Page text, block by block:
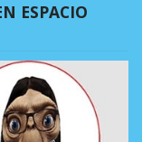
ESPACIO